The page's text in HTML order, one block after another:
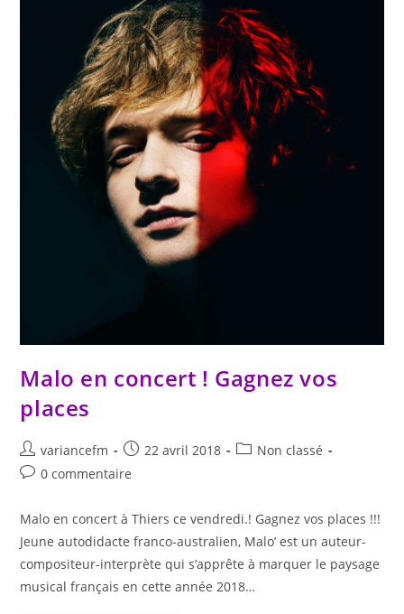
Malo en concert ! Gagnez vos
places
variancefm 22 avril 2018
Non classé
0 commentaire
Malo en concert à Thiers ce vendredi.! Gagnez vos places !!!
Jeune autodidacte franco-australien, Malo’ est un auteur-
compositeur-interprète qui s’apprête à marquer le paysage
musical français en cette année 2018…